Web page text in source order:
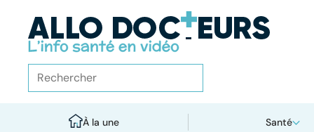
À la une Santé